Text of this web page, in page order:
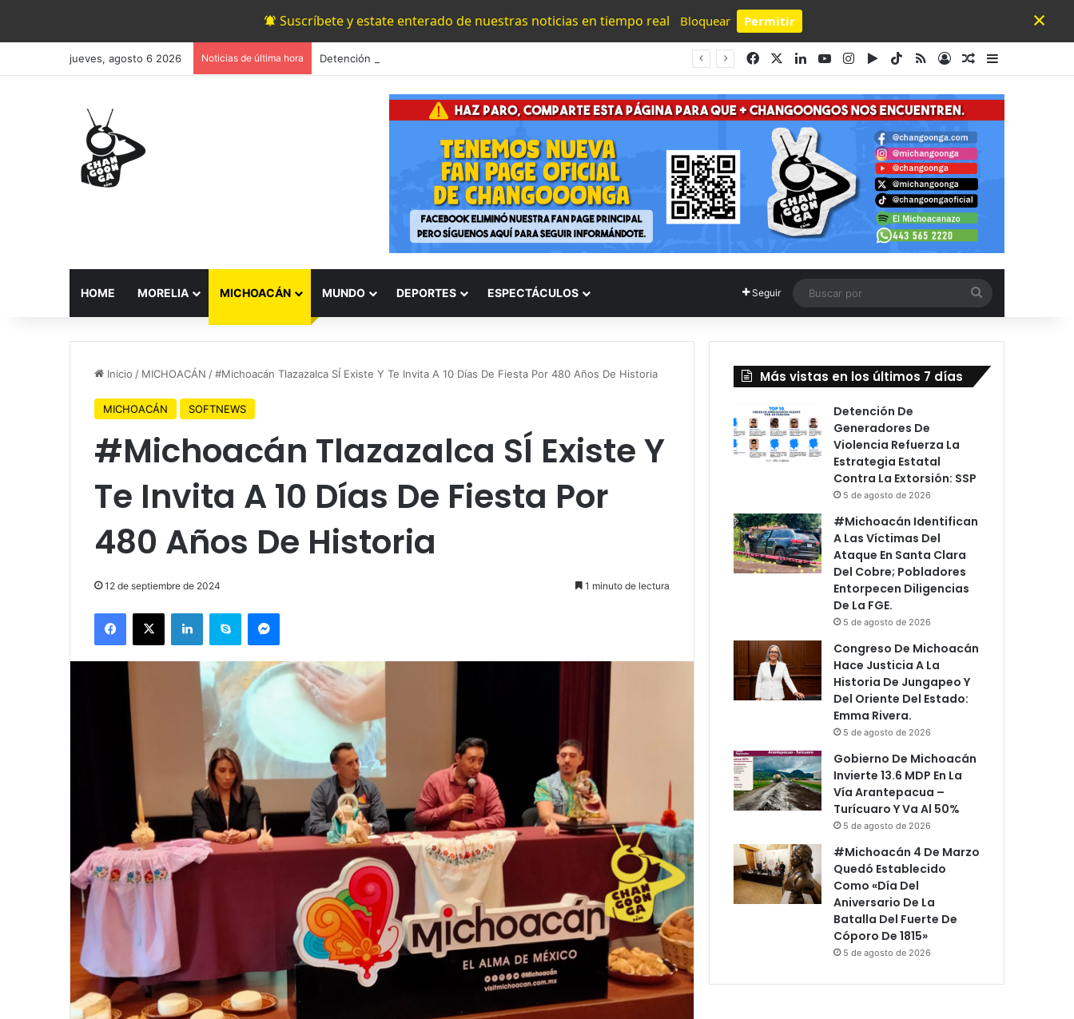
Suscríbete y estate enterado de nuestras noticias en tiempo real Bloquear Permitir
Powered by SendPulse
×
jueves, agosto 6 2026 Noticias de última hora FacebookLinkedInYouTubeInstagram
Google Play
TikTok
RSSAccesoPublicación al
Barra lateral
HOME MORELIA MICHOACÁN MUNDO DEPORTES ESPECTÁCULOS Seguir
por
Inicio / MICHOACÁN /#Michoacán Tlazazalca SÍ Existe Y Te Invita A 10 Días De Fiesta Por 480 Años De Historia
MICHOACÁN SOFTNEWS
#Michoacán Tlazazalca SÍ Existe Y
Te Invita A 10 Días De Fiesta Por
480 Años De Historia
12 de septiembre de 2024 1 minuto de lectura
Facebook
X LinkedInSkype Messenger
Más vistas en los últimos 7 días
Detención De
Generadores De
Violencia Refuerza La
Estrategia Estatal
Contra La Extorsión: SSP
5 de agosto de 2026
#Michoacán Identifican
A Las Víctimas Del
Ataque En Santa Clara
Del Cobre; Pobladores
Entorpecen Diligencias
De La FGE.
5 de agosto de 2026
Congreso De Michoacán
Hace Justicia A La
Historia De Jungapeo Y
Del Oriente Del Estado:
Emma Rivera.
5 de agosto de 2026
Gobierno De Michoacán
Invierte 13.6 MDP En La
Vía Arantepacua –
Turícuaro Y Va Al 50%
5 de agosto de 2026
#Michoacán 4 De Marzo
Quedó Establecido
Como «Día Del
Aniversario De La
Batalla Del Fuerte De
Cóporo De 1815»
5 de agosto de 2026